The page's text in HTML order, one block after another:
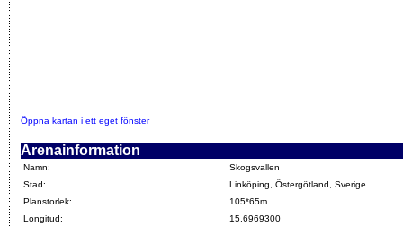
Öppna kartan i ett eget fönster
Arenainformation
Namn:
Skogsvallen
Stad:
Linköping, Östergötland, Sverige
Planstorlek:
105*65m
Longitud:
15.6969300